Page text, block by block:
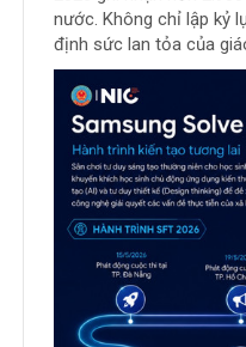
nước. Không chỉ lập kỷ
định sức lan tỏa của